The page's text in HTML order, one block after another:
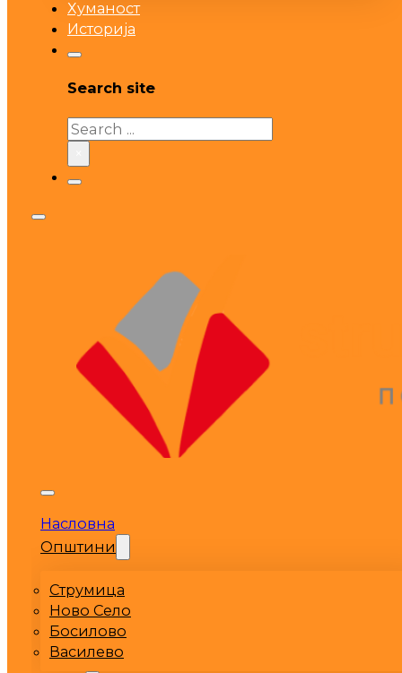
Хуманост
Историја
Search site
Search
Насловна
Општини
Струмица
Ново Село
Босилово
Василево